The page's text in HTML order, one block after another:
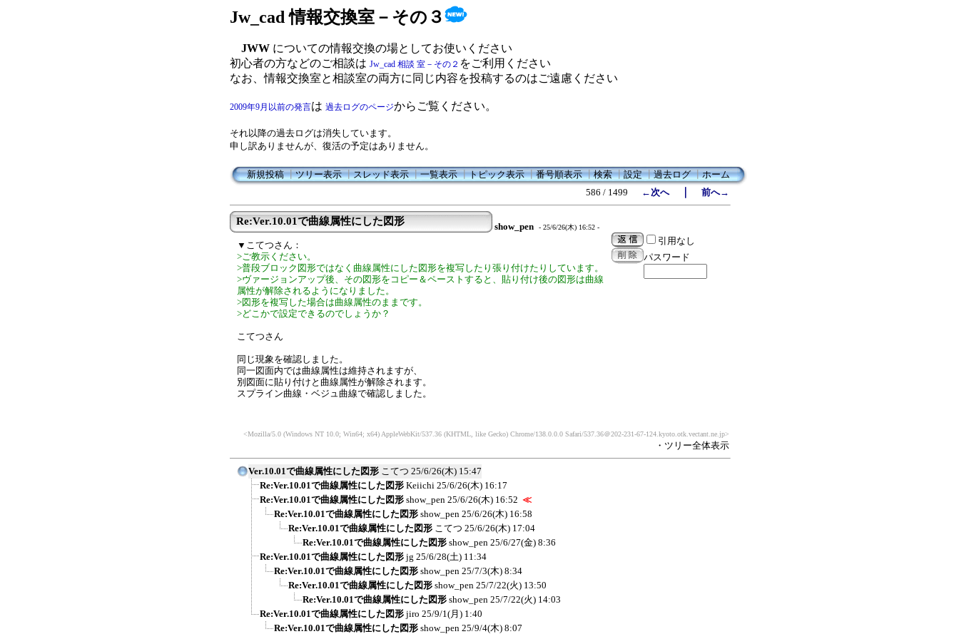
Jw_cad 情報交換室－その３
JWW についての情報交換の場としてお使いください
初心者の方などのご相談は Jw_cad 相談 室－その２ をご利用ください
なお、情報交換室と相談室の両方に同じ内容を投稿するのはご遠慮ください
2009年9月以前の発言は 過去ログのページからご覧ください。
それ以降の過去ログは消失しています。
申し訳ありませんが、復活の予定はありません。
新規投稿┃ツリー表示┃スレッド表示┃一覧表示┃トピック表示┃番号順表示┃検索┃設定┃過去ログ┃ホーム
586 / 1499
←次へ｜ 前へ→
Re:Ver.10.01で曲線属性にした図形 show_pen - 25/6/26(木) 16:52 -
▼こてつさん：
>ご教示ください。
>普段ブロック図形ではなく曲線属性にした図形を複写したり張り付けたりしています。
>ヴァージョンアップ後、その図形をコピー＆ペーストすると、貼り付け後の図形は曲線
属性が解除されるようになりました。
>図形を複写した場合は曲線属性のままです。
>どこかで設定できるのでしょうか？
こてつさん
同じ現象を確認しました。
同一図面内では曲線属性は維持されますが、
別図面に貼り付けと曲線属性が解除されます。
スプライン曲線・ベジュ曲線で確認しました。
引用なし
パスワード
<Mozilla/5.0 (Windows NT 10.0; Win64; x64) AppleWebKit/537.36 (KHTML, like Gecko) Chrome/138.0.0.0 Safari/537.36＠202-231-67-124.kyoto.otk.vectant.ne.jp>
・ツリー全体表示
Ver.10.01で曲線属性にした図形 こてつ 25/6/26(木) 15:47
Re:Ver.10.01で曲線属性にした図形 Keiichi 25/6/26(木) 16:17
Re:Ver.10.01で曲線属性にした図形 show_pen 25/6/26(木) 16:52 ≪
Re:Ver.10.01で曲線属性にした図形 show_pen 25/6/26(木) 16:58
Re:Ver.10.01で曲線属性にした図形 こてつ 25/6/26(木) 17:04
Re:Ver.10.01で曲線属性にした図形 show_pen 25/6/27(金) 8:36
Re:Ver.10.01で曲線属性にした図形 jg 25/6/28(土) 11:34
Re:Ver.10.01で曲線属性にした図形 show_pen 25/7/3(木) 8:34
Re:Ver.10.01で曲線属性にした図形 show_pen 25/7/22(火) 13:50
Re:Ver.10.01で曲線属性にした図形 show_pen 25/7/22(火) 14:03
Re:Ver.10.01で曲線属性にした図形 jiro 25/9/1(月) 1:40
Re:Ver.10.01で曲線属性にした図形 show_pen 25/9/4(木) 8:07